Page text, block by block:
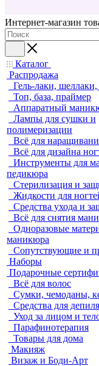
Интернет-магазин
Каталог
Распродажа
Гель-лаки, шеллаки,
Топ, база, праймер
Аппаратный
Лампы для сушки и
полимеризации
Всё для
Всё для дизайна
Инструменты для
педикюра
Стерилизация и
Жидкости для
Средства ухода и
Всё для снятия
Одноразовые
маникюра
Сопутствующие и
Наборы
Подарочные
Всё для волос
Сумки, чемоданы,
Средства для
Уход за лицом и
Парафинотерапия
Товары для дома
Макияж
Визаж и Боди-Арт